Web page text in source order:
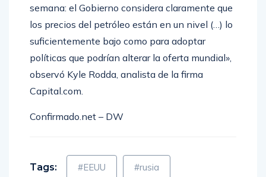
semana: el Gobierno considera claramente que
los precios del petróleo están en un nivel (…) lo
suficientemente bajo como para adoptar
políticas que podrían alterar la oferta mundial»,
observó Kyle Rodda, analista de la firma
Capital.com.
Confirmado.net – DW
Tags: #EEUU #rusia